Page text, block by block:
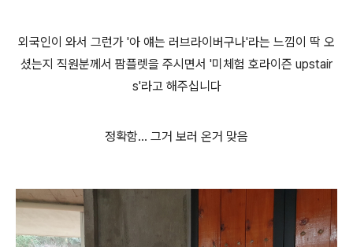
외국인이 와서 그런가 '아 얘는 러브라이버구나'라는 느낌이 딱 오
셨는지 직원분께서 팜플렛을 주시면서 '미체험 호라이즌 upstair
s'라고 해주십니다
정확함... 그거 보러 온거 맞음